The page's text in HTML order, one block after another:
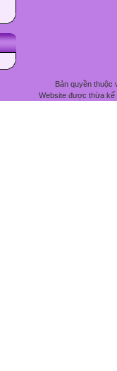
Bản quyền thuộc
Website được thừa